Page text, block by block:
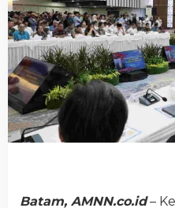
Batam, AMNN.co.id–